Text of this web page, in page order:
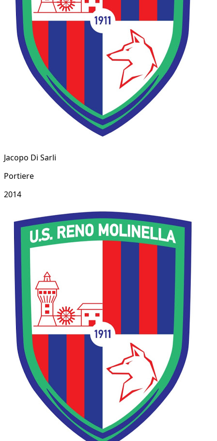
Jacopo Di Sarli
Portiere
2014